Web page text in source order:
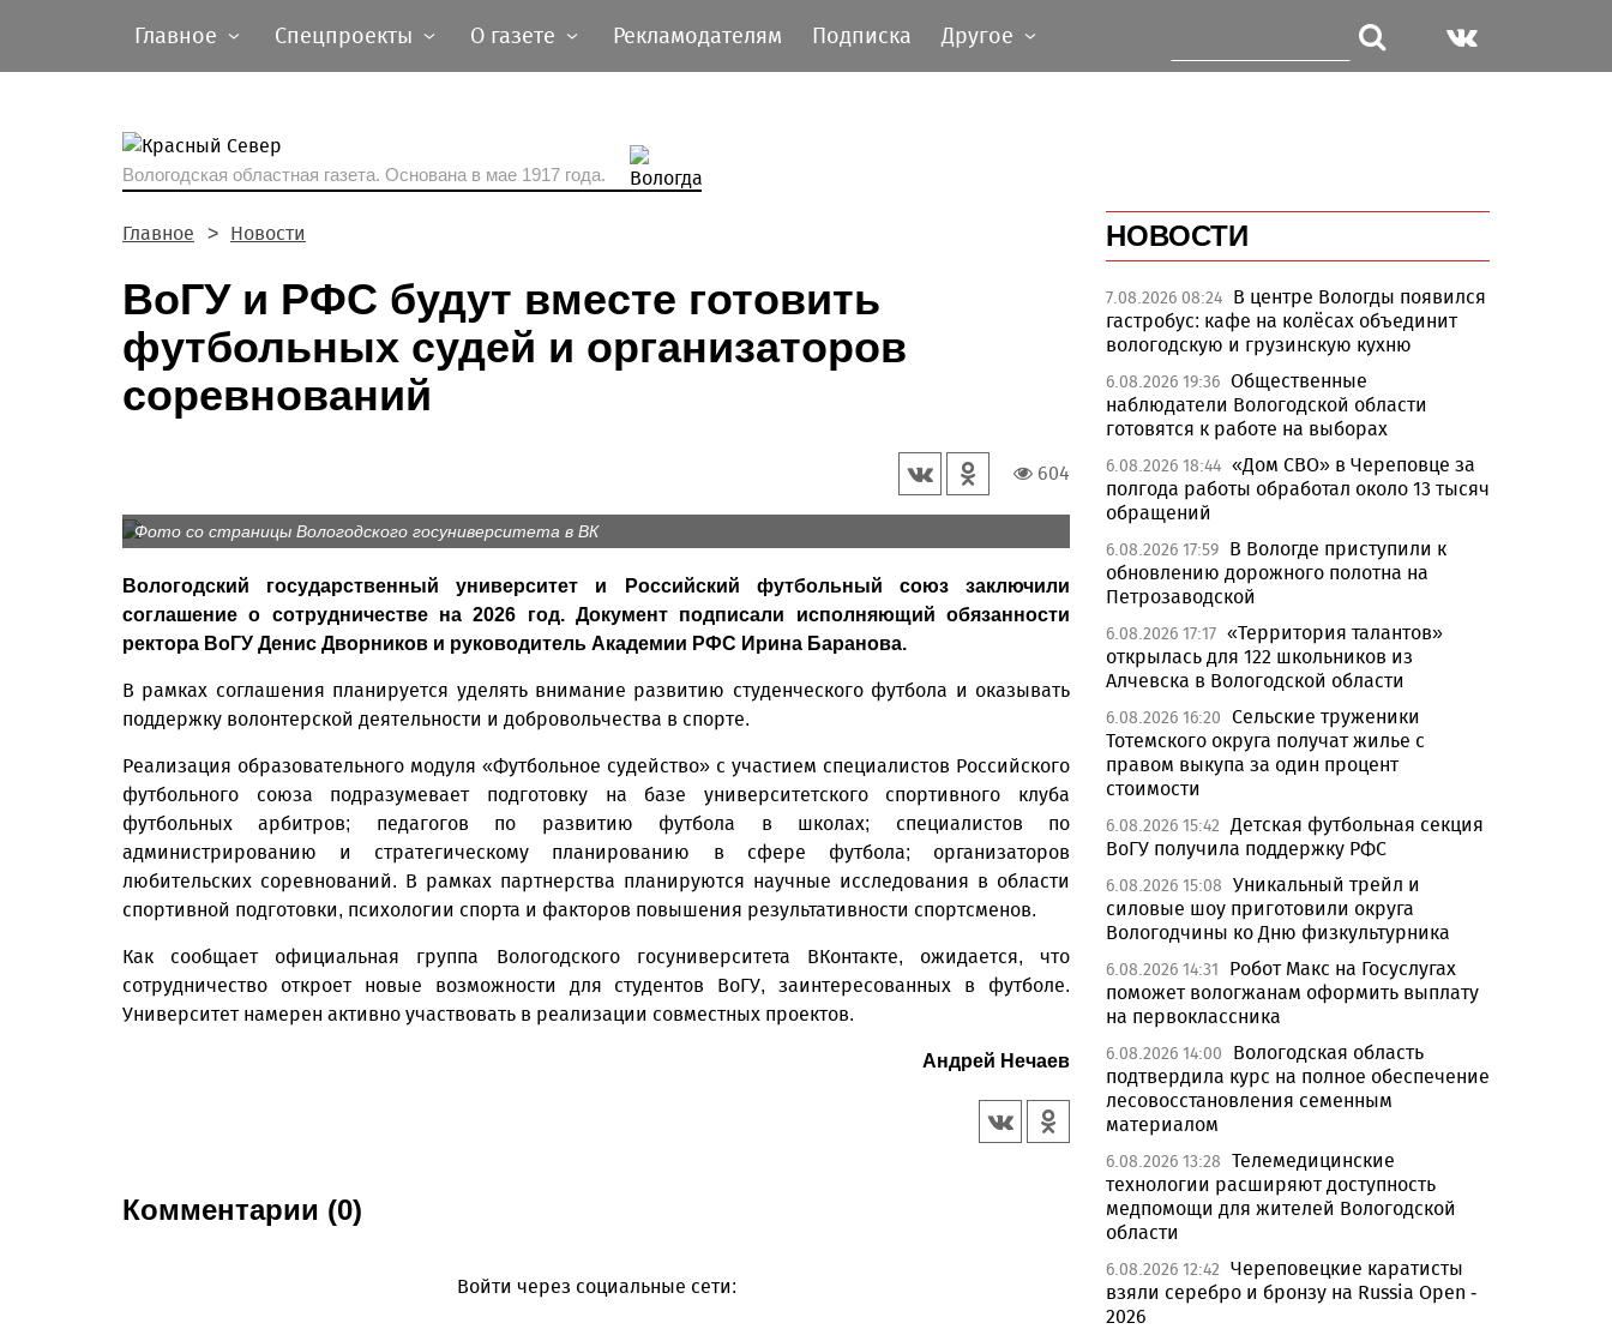
Главное Спецпроекты О газете Рекламодателям Подписка Другое
Вологодская областная газета. Основана в мае 1917 года.
Главное Новости
ВоГУ и РФС будут вместе готовить
футбольных судей и организаторов
соревнований
604
Фото со страницы Вологодского госуниверситета в ВК
Вологодский государственный университет и Российский футбольный союз заключили
соглашение о сотрудничестве на 2026 год. Документ подписали исполняющий обязанности
ректора ВоГУ Денис Дворников и руководитель Академии РФС Ирина Баранова.
В рамках соглашения планируется уделять внимание развитию студенческого футбола и оказывать
поддержку волонтерской деятельности и добровольчества в спорте.
Реализация образовательного модуля «Футбольное судейство» с участием специалистов Российского
футбольного союза подразумевает подготовку на базе университетского спортивного клуба
футбольных арбитров; педагогов по развитию футбола в школах; специалистов по
администрированию и стратегическому планированию в сфере футбола; организаторов
любительских соревнований. В рамках партнерства планируются научные исследования в области
спортивной подготовки, психологии спорта и факторов повышения результативности спортсменов.
Как сообщает официальная группа Вологодского госуниверситета ВКонтакте, ожидается, что
сотрудничество откроет новые возможности для студентов ВоГУ, заинтересованных в футболе.
Университет намерен активно участвовать в реализации совместных проектов.
Андрей Нечаев
Комментарии (0)
Войти через социальные сети:
НОВОСТИ
7.08.2026 08:24 В центре Вологды появился
гастробус: кафе на колёсах объединит
вологодскую и грузинскую кухню
6.08.2026 19:36 Общественные
наблюдатели Вологодской области
готовятся к работе на выборах
6.08.2026 18:44 «Дом СВО» в Череповце за
полгода работы обработал около 13 тысяч
обращений
6.08.2026 17:59 В Вологде приступили к
обновлению дорожного полотна на
Петрозаводской
6.08.2026 17:17 «Территория талантов»
открылась для 122 школьников из
Алчевска в Вологодской области
6.08.2026 16:20 Сельские труженики
Тотемского округа получат жилье с
правом выкупа за один процент
стоимости
6.08.2026 15:42 Детская футбольная секция
ВоГУ получила поддержку РФС
6.08.2026 15:08 Уникальный трейл и
силовые шоу приготовили округа
Вологодчины ко Дню физкультурника
6.08.2026 14:31
Робот Макс на Госуслугах
поможет вологжанам оформить выплату
на первоклассника
6.08.2026 14:00
Вологодская область
подтвердила курс на полное обеспечение
лесовосстановления семенным
материалом
6.08.2026 13:28 Телемедицинские
технологии расширяют доступность
медпомощи для жителей Вологодской
области
6.08.2026 12:42 Череповецкие каратисты
взяли серебро и бронзу на Russia Open -
2026